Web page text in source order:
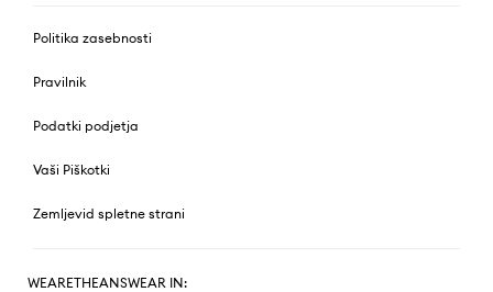
Politika zasebnosti
Pravilnik
Podatki podjetja
Vaši Piškotki
Zemljevid spletne strani
WEARETHEANSWEAR IN: